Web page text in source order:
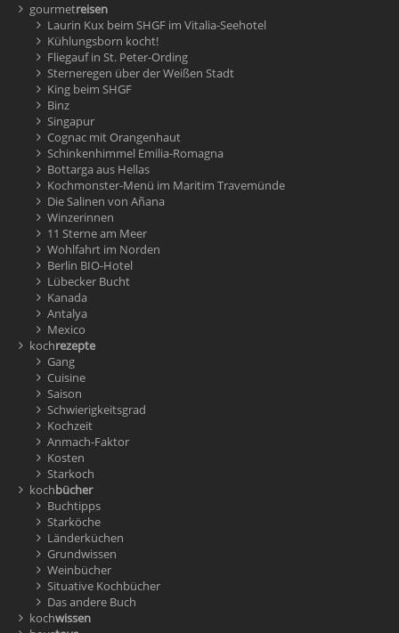
gourmetreisen
Laurin Kux beim SHGF im Vitalia-Seehotel
Kühlungsborn kocht!
Fliegauf in St. Peter-Ording
Sterneregen über der Weißen Stadt
King beim SHGF
Binz
Singapur
Cognac mit Orangenhaut
Schinkenhimmel Emilia-Romagna
Bottarga aus Hellas
Kochmonster-Menü im Maritim Travemünde
Die Salinen von Añana
Winzerinnen
11 Sterne am Meer
Wohlfahrt im Norden
Berlin BIO-Hotel
Lübecker Bucht
Kanada
Antalya
Mexico
kochrezepte
Gang
Cuisine
Saison
Schwierigkeitsgrad
Kochzeit
Anmach-Faktor
Kosten
Starkoch
kochbücher
Buchtipps
Starköche
Länderküchen
Grundwissen
Weinbücher
Situative Kochbücher
Das andere Buch
kochwissen